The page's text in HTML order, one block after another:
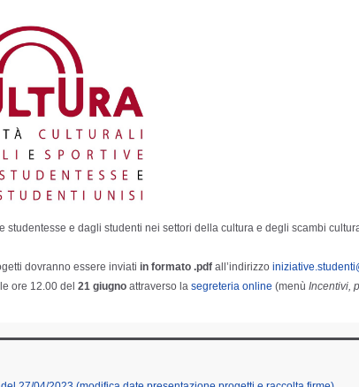
studentesse e dagli studenti nei settori della cultura e degli scambi
dovranno essere inviati in formato .pdf all’indirizzo
ore 12.00 del 21 giugno attraverso la segreteria online (menù Incentivi,